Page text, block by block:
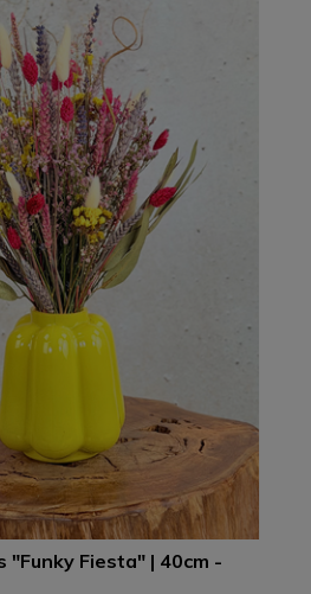
"Funky Fiesta" | 40cm -